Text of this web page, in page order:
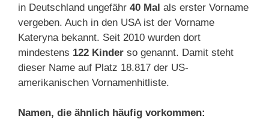
in Deutschland ungefähr 40 Mal als erster Vorname
vergeben. Auch in den USA ist der Vorname
Kateryna bekannt. Seit 2010 wurden dort
mindestens 122 Kinder so genannt. Damit steht
dieser Name auf Platz 18.817 der US-
amerikanischen Vornamenhitliste.
Namen, die ähnlich häufig vorkommen: